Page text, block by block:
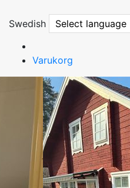
Swedish Select language
Varukorg